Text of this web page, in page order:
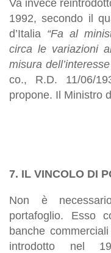
Va invece
1992, secondo il
d’Italia “Fa al
circa le variazioni
misura
co., R.D. 11/06/
propone. Il Ministro
7. IL VINCOLO DI
Non è
portafoglio. Esso
banche
introdotto nel